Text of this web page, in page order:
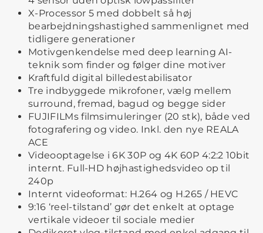
X-Processor 5 med dobbelt så høj
bearbejdningshastighed sammenlignet med
tidligere generationer
Motivgenkendelse med deep learning AI-
teknik som finder og følger dine motiver
Kraftfuld digital billedestabilisator
Tre indbyggede mikrofoner, vælg mellem
surround, fremad, bagud og begge sider
FUJIFILMs filmsimuleringer (20 stk), både ved
fotografering og video. Inkl. den nye REALA
ACE
Videooptagelse i 6K 30P og 4K 60P 4:2:2 10bit
internt. Full-HD højhastighedsvideo op til
240p
Internt videoformat: H.264 og H.265 / HEVC
9:16 ‘reel-tilstand’ gør det enkelt at optage
vertikale videoer til sociale medier